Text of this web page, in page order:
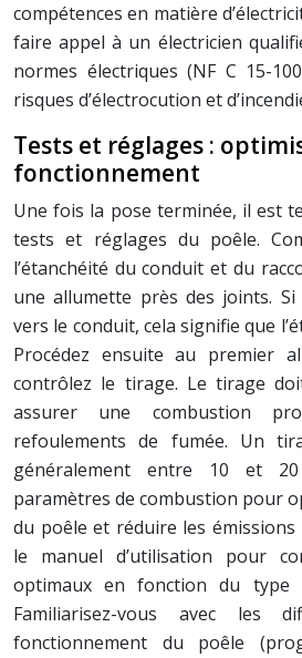
compétences en matière
faire appel à un électricien
normes électriques (NF C 15-
risques d’électrocution et
Tests et réglages :
fonctionnement
Une fois la pose terminée, il est
tests et réglages du poêle.
l’étanchéité du conduit et du
une allumette près des joints.
vers le conduit, cela signifie que
Procédez ensuite au premier
contrôlez le tirage. Le tirage
assurer une combustion
refoulements de fumée. Un
généralement entre 10 et 20
paramètres de combustion pour
du poêle et réduire les émissions
le manuel d’utilisation pour
optimaux en fonction du type
Familiarisez-vous avec les
fonctionnement du poêle